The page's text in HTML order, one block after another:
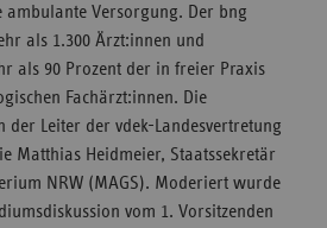
Versorgung. Der bng
als 1.300 Ärzt:innen und
als 90 Prozent der in freier Praxis
Fachärzt:innen. Die
der Leiter der vdek-Landesvertretung
Matthias Heidmeier, Staatssekretär
NRW (MAGS). Moderiert wurde
vom 1. Vorsitzenden